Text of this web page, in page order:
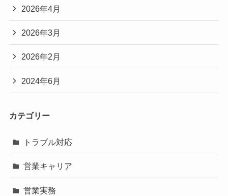
2026年4月
2026年3月
2026年2月
2024年6月
カテゴリー
トラブル対応
営業キャリア
営業実務